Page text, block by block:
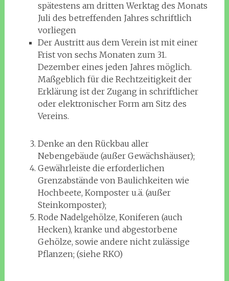
spätestens am dritten Werktag des Monats
Juli des betreffenden Jahres schriftlich
vorliegen
Der Austritt aus dem Verein ist mit einer
Frist von sechs Monaten zum 31.
Dezember eines jeden Jahres möglich.
Maßgeblich für die Rechtzeitigkeit der
Erklärung ist der Zugang in schriftlicher
oder elektronischer Form am Sitz des
Vereins.
Denke an den Rückbau aller
Nebengebäude (außer Gewächshäuser);
Gewährleiste die erforderlichen
Grenzabstände von Baulichkeiten wie
Hochbeete, Komposter u.ä. (außer
Steinkomposter);
Rode Nadelgehölze, Koniferen (auch
Hecken), kranke und abgestorbene
Gehölze, sowie andere nicht zulässige
Pflanzen; (siehe RKO)